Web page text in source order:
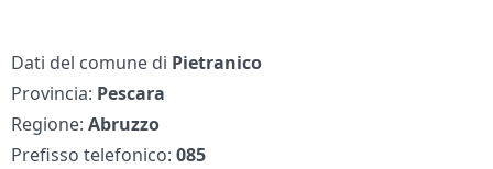
Dati del comune di Pietranico
Provincia: Pescara
Regione:Abruzzo
Prefisso telefonico:085